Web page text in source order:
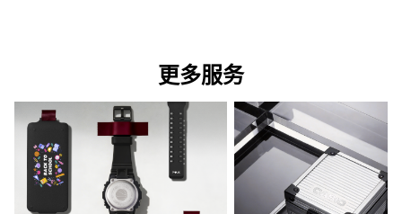
更多服务